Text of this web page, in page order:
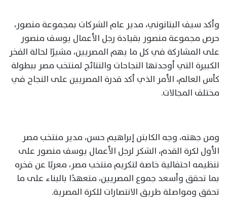
وأكد سيف البتانوني، مدير عام الشركات بمجموعة منصور،
حرص مجموعة منصور بقيادة رجل الأعمال يوسف منصور
على المشاركة في كل ما يهم المصريين، مشيرًا لحالة الفخر
الكبيرة التي أوجدتها النجاحات والنتائج لمنتخب مصر ببطولة
كأس العالم، الأمر الذي أكد قدرة المصريين على النجاح في
مختلف المجالات.
ومن جهته، وجه الكابتن إبراهيم حسن، مدير منتخب مصر
الأول لكرة القدم، الشكر لرجل الأعمال يوسف منصور على
تنظيمه احتفالية خاصة لتكريم منتخب مصر، معربًا عن فخره
بما تحقق وأسعد جموع المصريين، متعهدًا بالبناء على ما
تحقق ومواصلة طريق الانتصارات للكرة المصرية.